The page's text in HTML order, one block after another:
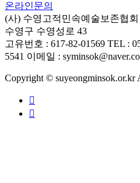
온라인문의
(사) 수영고적민속예술보존협회
수영구 수영성로 43
고유번호 : 617-82-01569 TEL :
5541 이메일 :
Copyright © suyeongminsok.or.kr